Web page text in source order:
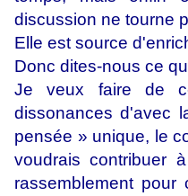
discussion ne tourne
Elle est source
Donc dites-nous ce
Je veux faire de
dissonances d'avec
pensée » unique, le
voudrais contribuer
rassemblement